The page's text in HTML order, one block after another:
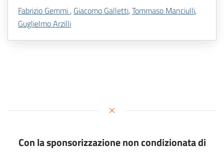
Fabrizio Gemmi , Giacomo Galletti,Tommaso Manciulli,
Guglielmo Arzilli
Con la sponsorizzazione non condizionata di